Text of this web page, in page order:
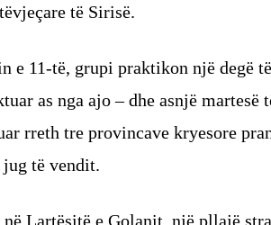
të Sirisë.
e 11-të, grupi praktikon një degë
as nga ajo – dhe asnjë martesë
rreth tre provincave kryesore
të vendit.
Lartësitë e Golanit, një pllajë